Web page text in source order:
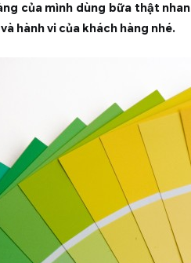
của mình dùng bữa thật
hành vi của khách hàng nhé.